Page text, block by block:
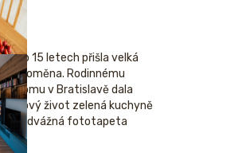
Po 15 letech přišla velká
proměna. Rodinnému
domu v Bratislavě dala
nový život zelená kuchyně
i odvážná fototapeta